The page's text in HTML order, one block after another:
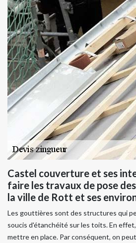
Castel couverture et ses
faire les travaux de pose
la ville de Rott et ses
Les gouttières sont des structures qui
soucis d'étanchéité sur les toits. En
mettre en place. Par conséquent, on